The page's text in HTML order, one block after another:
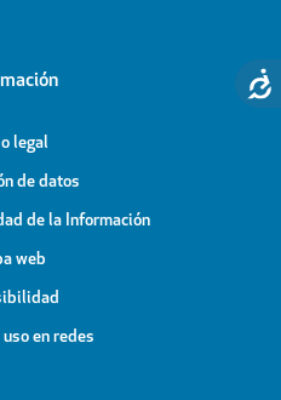
legal
de datos
de la Información
web
en redes